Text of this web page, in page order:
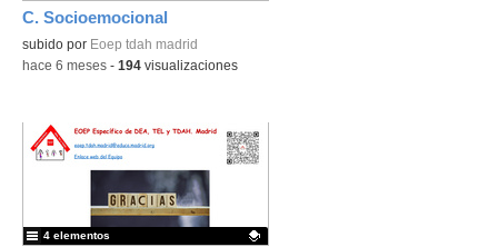
C. Socioemocional
Contenido educativo.
subido por Eoep tdah madrid
-hace 6 meses - 194 visualizaciones
4 elementos